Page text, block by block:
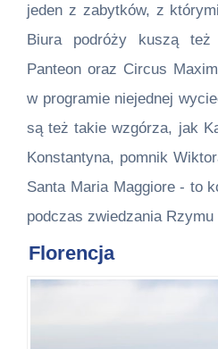
jeden z zabytków, z
Biura podróży kuszą
Panteon oraz Circus
w programie niejednej
są też takie wzgórza, jak
Konstantyna, pomnik
Santa Maria Maggiore - to
podczas zwiedzania
Florencja